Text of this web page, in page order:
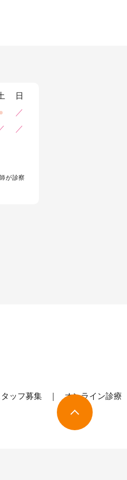
日
／
／
が診察
タッフ募集
オンライン診療